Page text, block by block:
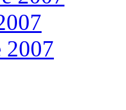
2007